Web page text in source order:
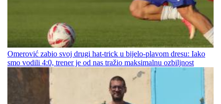
Omerović zabio svoj drugi hat-trick u bijelo-plavom dresu: Iako
smo vodili 4:0, trener je od nas tražio maksimalnu ozbiljnost